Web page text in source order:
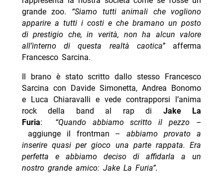
grande zoo. “Siamo tutti animali che vogliono
apparire a tutti i costi e che bramano un posto
di prestigio che, in verità, non ha alcun valore
all’interno di questa realtà caotica”afferma
Francesco Sarcina.
Il brano è stato scritto dallo stesso Francesco
Sarcina con Davide Simonetta, Andrea Bonomo
e Luca Chiaravalli e vede contrapporsi l’anima
rock della band al rap di Jake La
Furia: “Quando abbiamo scritto il pezzo –
aggiunge il frontman – abbiamo provato a
inserire quasi per gioco una parte rappata. Era
perfetta e abbiamo deciso di affidarla a un
nostro grande amico: Jake La Furia”.